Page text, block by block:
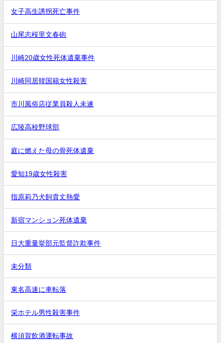
女子高生誘拐死亡事件
山尾志桜里文春砲
川崎20歳女性死体遺棄事件
川崎同居韓国籍女性殺害
市川風俗店従業員殺人未遂
広陵高校野球部
庭に燃えた母の骨死体遺棄
愛知19歳女性殺害
指原莉乃犬飼貴丈熱愛
新宿マンション死体遺棄
日大重量挙部元監督詐欺事件
未分類
東名高速に車転落
栄ホテル男性殺害事件
横須賀飲酒運転事故